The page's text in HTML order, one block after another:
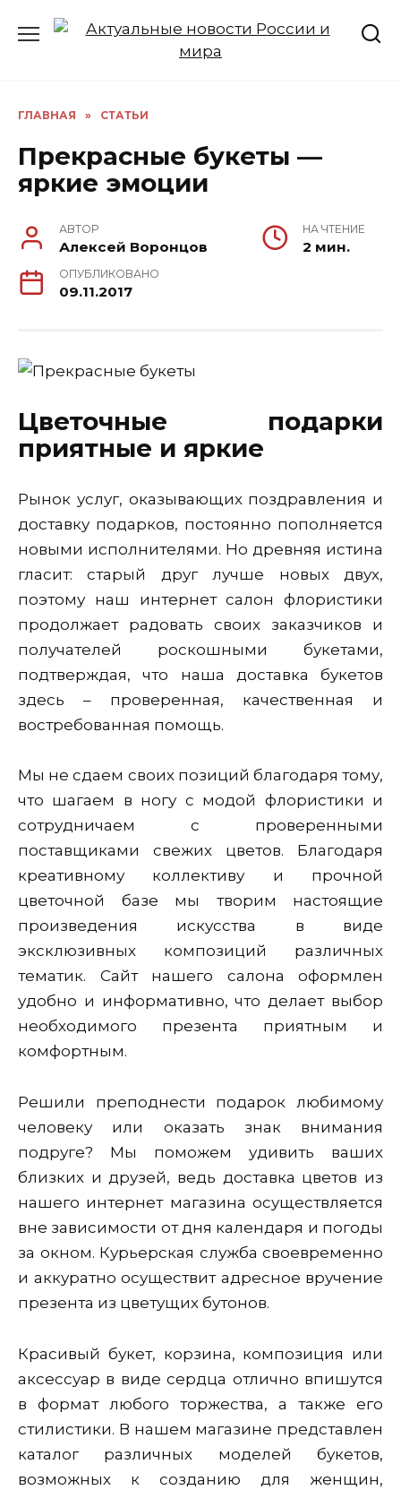
ГЛАВНАЯ » СТАТЬИ
Прекрасные букеты —
яркие эмоции
АВТОР
Алексей Воронцов
НА ЧТЕНИЕ
2 мин.
ОПУБЛИКОВАНО
09.11.2017
Цветочные подарки
приятные и яркие
Рынок услуг, оказывающих поздравления и
доставку подарков, постоянно пополняется
новыми исполнителями. Но древняя истина
гласит: старый друг лучше новых двух,
поэтому наш интернет салон флористики
продолжает радовать своих заказчиков и
получателей роскошными букетами,
подтверждая, что наша доставка букетов
здесь – проверенная, качественная и
востребованная помощь.
Мы не сдаем своих позиций благодаря тому,
что шагаем в ногу с модой флористики и
сотрудничаем с проверенными
поставщиками свежих цветов. Благодаря
креативному коллективу и прочной
цветочной базе мы творим настоящие
произведения искусства в виде
эксклюзивных композиций различных
тематик. Сайт нашего салона оформлен
удобно и информативно, что делает выбор
необходимого презента приятным и
комфортным.
Решили преподнести подарок любимому
человеку или оказать знак внимания
подруге? Мы поможем удивить ваших
близких и друзей, ведь доставка цветов из
нашего интернет магазина осуществляется
вне зависимости от дня календаря и погоды
за окном. Курьерская служба своевременно
и аккуратно осуществит адресное вручение
презента из цветущих бутонов.
Красивый букет, корзина, композиция или
аксессуар в виде сердца отлично впишутся
в формат любого торжества, а также его
стилистики. В нашем магазине представлен
каталог различных моделей букетов,
возможных к созданию для женщин,